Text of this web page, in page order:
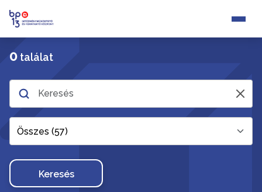
0 találat
Összes (57)
Keresés